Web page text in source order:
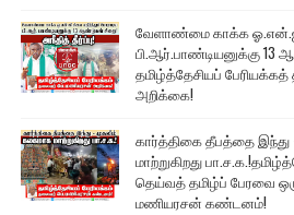
வேளாண்மை காக்க
பி.ஆர்.பாண்டியனுக்கு 13
தமிழ்த்தேசியப்
அறிக்கை!
கார்த்திகை தீபத்தை இந்து
மாற்றுகிறது
தெய்வத் தமிழ்ப் பேரவை
மணியரசன் கண்டனம்!